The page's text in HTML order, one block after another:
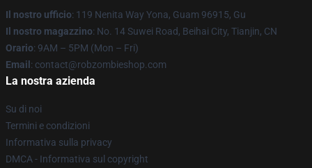
Il nostro ufficio: 119 Nenita Way Yona, Guam 96915, Gu
Il nostro magazzino: No. 14 Suwei Road, Beihai City, Tianjin, CN
Orario: 9AM – 5PM (Mon – Fri)
Email : contact@robzombieshop.com
La nostra azienda
Su di noi
Termini e condizioni
Informativa sulla privacy
DMCA - Informativa sul copyright